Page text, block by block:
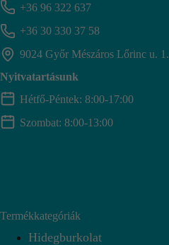
+36 96 322 637
+36 30 330 37 58
9024 Győr Mészáros Lőrinc u. 1.
Nyitvatartásunk
Hétfő-Péntek: 8:00-17:00
Szombat: 8:00-13:00
Termékkategóriák
Hidegburkolat